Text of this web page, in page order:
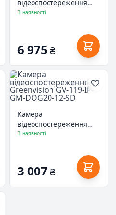
відеоспостереження
Hikvision DS-2CD1743G0-
В наявності
6 975 ₴
Камера
відеоспостереження
Greenvision GV-119-IP-
В наявності
3 007 ₴